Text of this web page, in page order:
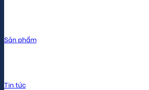
Sản phẩm
Tin tức